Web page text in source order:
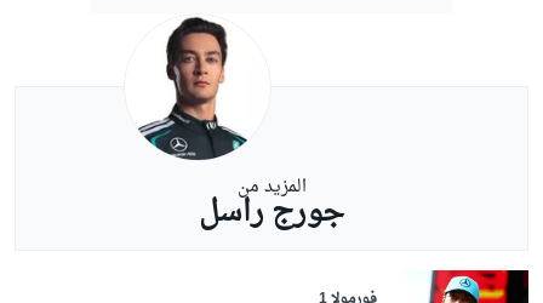
المزيد من
جورج راسل